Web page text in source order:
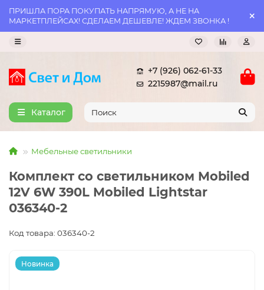
ПРИШЛА ПОРА ПОКУПАТЬ НАПРЯМУЮ, А НЕ НА
МАРКЕТПЛЕЙСАХ! СДЕЛАЕМ ДЕШЕВЛЕ! ЖДЕМ ЗВОНКА !
+7 (926) 062-61-33
2215987@mail.ru
Каталог
Мебельные светильники
Комплект со светильником Mobiled
12V 6W 390L Mobiled Lightstar
036340-2
Код товара: 036340-2
Новинка